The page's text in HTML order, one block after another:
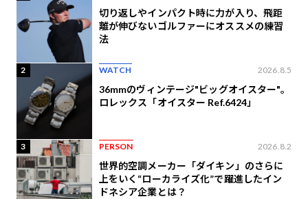
切り返しやインパクト時に力が入り、飛距
離が伸びないゴルファーにオススメの練習
法
2 WATCH 2026.8.5
36mmのヴィンテージ"ビッグオイスター"。
ロレックス「オイスター Ref.6424」
3 PERSON 2026.8.2
世界的空調メーカー「ダイキン」のさらに
上をいく“ローカライズ化”で躍進したイン
ドネシア企業とは？